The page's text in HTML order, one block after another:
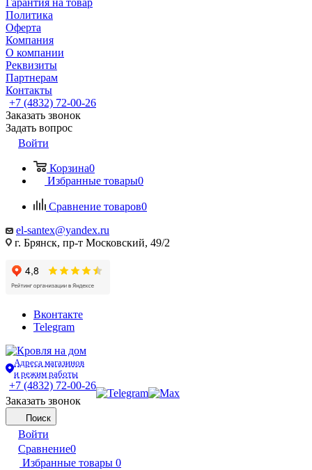
Гарантия на товар
Политика
Оферта
Компания
О компании
Реквизиты
Партнерам
Контакты
+7 (4832) 72-00-26
Заказать звонок
Задать вопрос
Войти
Корзина0
Избранные товары0
Сравнение товаров0
el-santex@yandex.ru
г. Брянск, пр-т Московский, 49/2
Вконтакте
Telegram
Адреса магазинов
и режим работы
+7 (4832) 72-00-26
Заказать звонок
Поиск
Войти
Сравнение0
Избранные товары 0